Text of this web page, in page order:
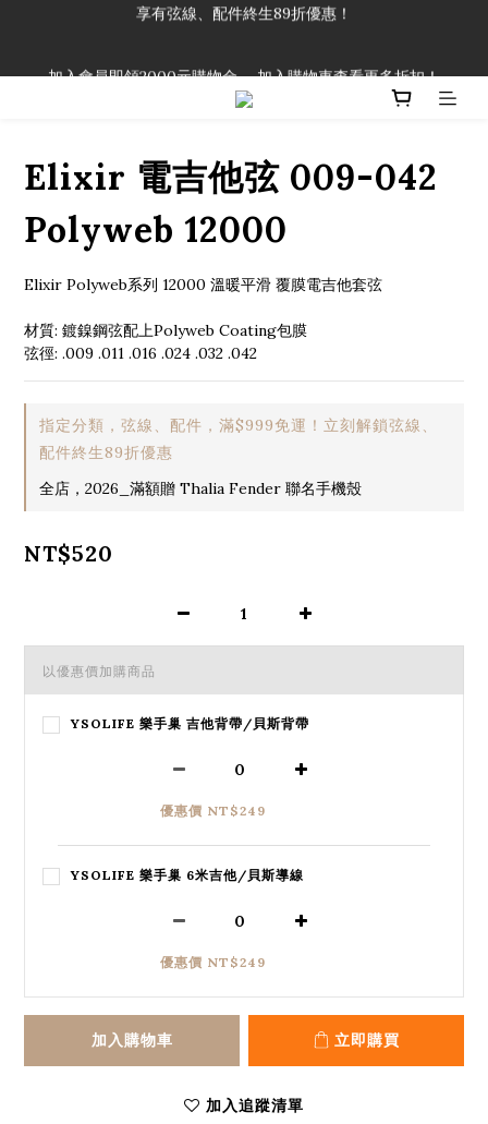
「一生弦命！」單筆購買弦線、配件滿$999（不含運費），即可
Elixir 電吉他弦 009-042
Polyweb 12000
Elixir Polyweb系列 12000 溫暖平滑 覆膜電吉他套弦
材質: 鍍鎳鋼弦配上Polyweb Coating包膜
弦徑: .009 .011 .016 .024 .032 .042
指定分類，弦線、配件，滿$999免運！立刻解鎖弦線、
配件終生89折優惠
全店，2026_滿額贈 Thalia Fender 聯名手機殼
NT$520
以優惠價加購商品
YSOLIFE 樂手巢 吉他背帶/貝斯背帶
優惠價 NT$249
YSOLIFE 樂手巢 6米吉他/貝斯導線
優惠價 NT$249
加入購物車 立即購買
加入追蹤清單